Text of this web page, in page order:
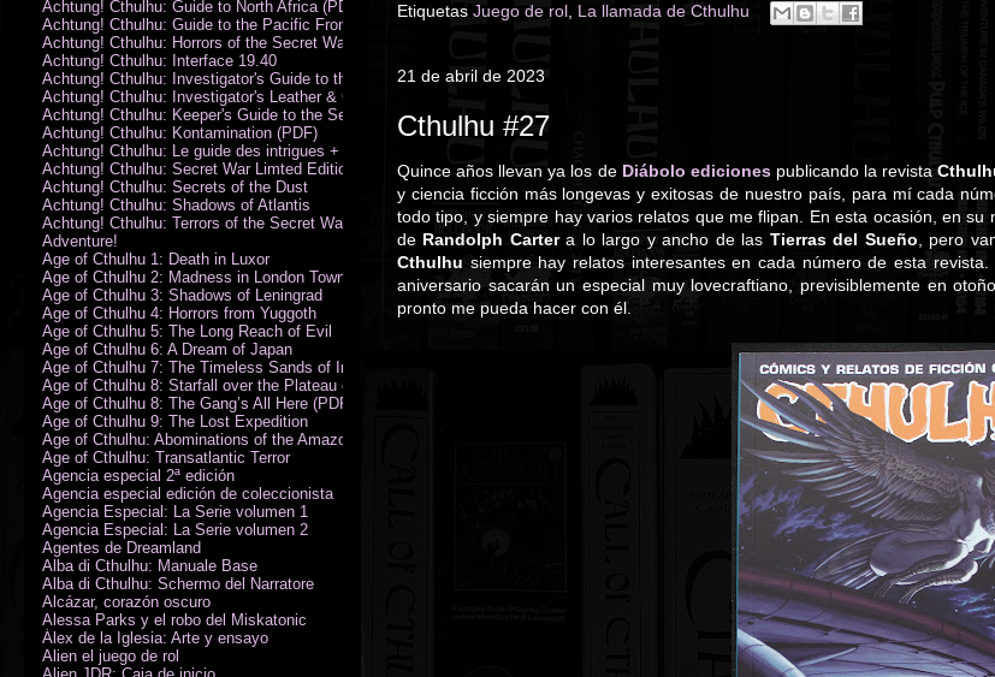
Etiquetas Juego de rol, La llamada de Cthulhu
21 de abril de 2023
Cthulhu #27
Quince años llevan ya los de Diábolo edicionespublicando la revista
y ciencia ficción más longevas y exitosas de nuestro país, para mí cada
todo tipo, y siempre hay varios relatos que me flipan. En esta ocasión, en
de Randolph Cartera lo largo y ancho de las Tierras del Sueño , pero
Cthulhu siempre hay relatos interesantes en cada número de esta
aniversario sacarán un especial muy lovecraftiano, previsiblemente en
pronto me pueda hacer con él.
Achtung! Cthulhu: Guide to North Africa (PDF)
Achtung! Cthulhu: Guide to the Pacific Front
Achtung! Cthulhu: Horrors of the Secret War
Achtung! Cthulhu: Interface 19.40
Achtung! Cthulhu: Investigator's Guide to the Secret War
Achtung! Cthulhu: Investigator's Leather & Canvas Bag
Achtung! Cthulhu: Keeper's Guide to the Secret War
Achtung! Cthulhu: Kontamination (PDF)
Achtung! Cthulhu: Le guide des intrigues + ecran
Achtung! Cthulhu: Secret War Limted Edition Book
Achtung! Cthulhu: Secrets of the Dust
Achtung! Cthulhu: Shadows of Atlantis
Achtung! Cthulhu: Terrors of the Secret War
Adventure!
Age of Cthulhu 1: Death in Luxor
Age of Cthulhu 2: Madness in London Town
Age of Cthulhu 3: Shadows of Leningrad
Age of Cthulhu 4: Horrors from Yuggoth
Age of Cthulhu 5: The Long Reach of Evil
Age of Cthulhu 6: A Dream of Japan
Age of Cthulhu 7: The Timeless Sands of India
Age of Cthulhu 8: Starfall over the Plateau of Leng
Age of Cthulhu 8: The Gang’s All Here (PDF)
Age of Cthulhu 9: The Lost Expedition
Age of Cthulhu: Abominations of the Amazon
Age of Cthulhu: Transatlantic Terror
Agencia especial 2ª edición
Agencia especial edición de coleccionista
Agencia Especial: La Serie volumen 1
Agencia Especial: La Serie volumen 2
Agentes de Dreamland
Alba di Cthulhu: Manuale Base
Alba di Cthulhu: Schermo del Narratore
Alcázar, corazón oscuro
Alessa Parks y el robo del Miskatonic
Álex de la Iglesia: Arte y ensayo
Alien el juego de rol